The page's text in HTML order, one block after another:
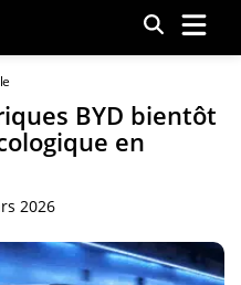
Menu
BYD bientôt
en
2026